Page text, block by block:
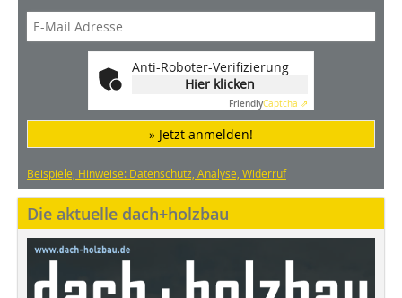
Anti-Roboter-Verifizierung
Hier klicken
FriendlyCaptcha ⇗
» Jetzt anmelden!
Beispiele, Hinweise: Datenschutz, Analyse, Widerruf
Die aktuelle dach+holzbau